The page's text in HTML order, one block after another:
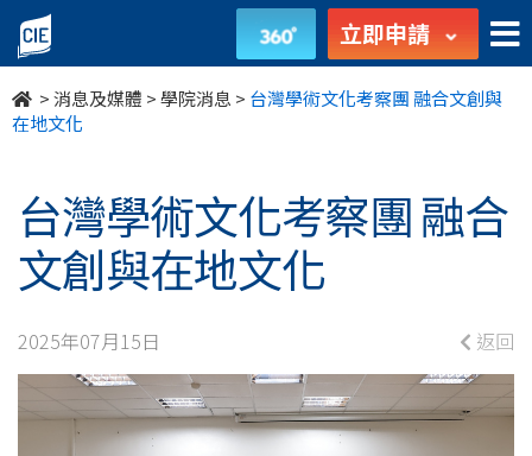
台
灣
學
文
化
考
察
立即申請
>消息及媒體 >學院消息 > 台灣學術文化考察團 融合文創與
在地文化
台灣學術文化考察團 融合
文創與在地文化
2025年07月15日 返回